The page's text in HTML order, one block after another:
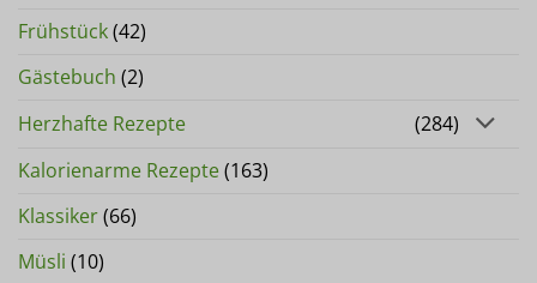
Frühstück(42)
Gästebuch (2)
Herzhafte Rezepte
(284)
Kalorienarme Rezepte(163)
Klassiker(66)
Müsli (10)